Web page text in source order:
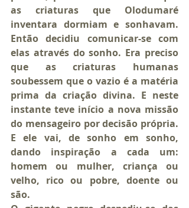
as criaturas que Olodumaré
inventara dormiam e sonhavam.
Então decidiu comunicar-se com
elas através do sonho. Era preciso
que as criaturas humanas
soubessem que o vazio é a matéria
prima da criação divina. E neste
instante teve início a nova missão
do mensageiro por decisão própria.
E ele vai, de sonho em sonho,
dando inspiração a cada um:
homem ou mulher, criança ou
velho, rico ou pobre, doente ou
são.